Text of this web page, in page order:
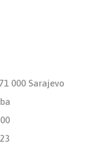
000 Sarajevo